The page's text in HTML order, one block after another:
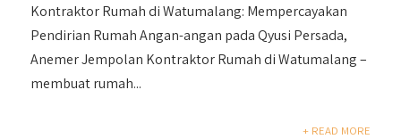
Kontraktor Rumah di Watumalang: Mempercayakan
Pendirian Rumah Angan-angan pada Qyusi Persada,
Anemer Jempolan Kontraktor Rumah di Watumalang –
membuat rumah...
+ READ MORE